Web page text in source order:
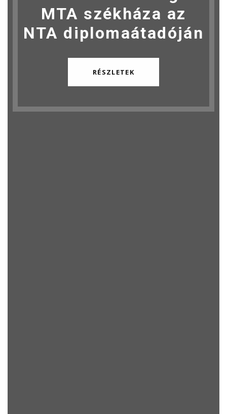
MTA székháza az
NTA diplomaátadóján
RÉSZLETEK